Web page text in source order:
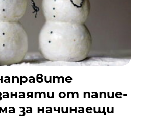
от папие-
за начинаещи